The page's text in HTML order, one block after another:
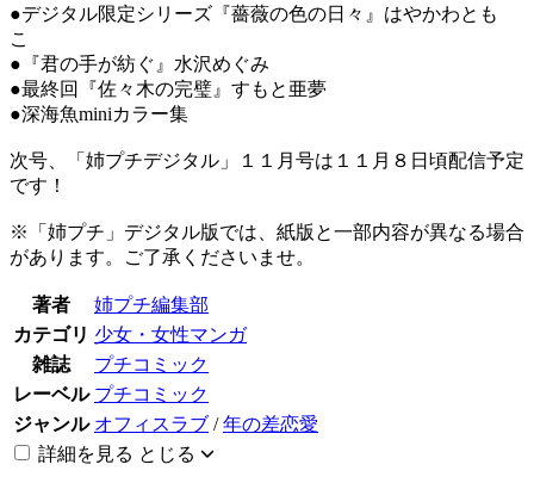
●デジタル限定シリーズ『薔薇の色の日々』はやかわとも
こ
●『君の手が紡ぐ』水沢めぐみ
●最終回『佐々木の完璧』すもと亜夢
●深海魚miniカラー集
次号、「姉プチデジタル」１１月号は１１月８日頃配信予定
です！
※「姉プチ」デジタル版では、紙版と一部内容が異なる場合
があります。ご了承くださいませ。
著者
姉プチ編集部
カテゴリ 少女・女性マンガ
雑誌
プチコミック
レーベル プチコミック
ジャンル オフィスラブ /年の差恋愛
詳細を見る とじる